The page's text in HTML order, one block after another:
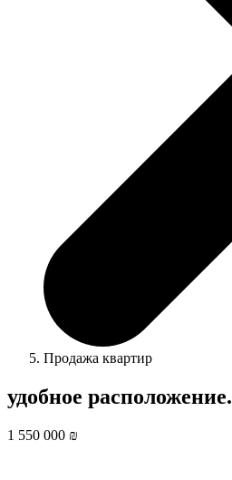
Продажа квартир
удобное расположение.
1 550 000 ₪